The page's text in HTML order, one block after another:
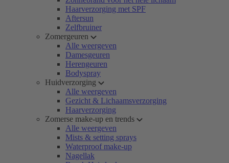
Haarverzorging met SPF
Aftersun
Zelfbruiner
Zomergeuren
Alle weergeven
Damesgeuren
Herengeuren
Bodyspray
Huidverzorging
Alle weergeven
Gezicht & Lichaamsverzorging
Haarverzorging
Zomerse make-up en trends
Alle weergeven
Mists & setting sprays
Waterproof make-up
Nagellak